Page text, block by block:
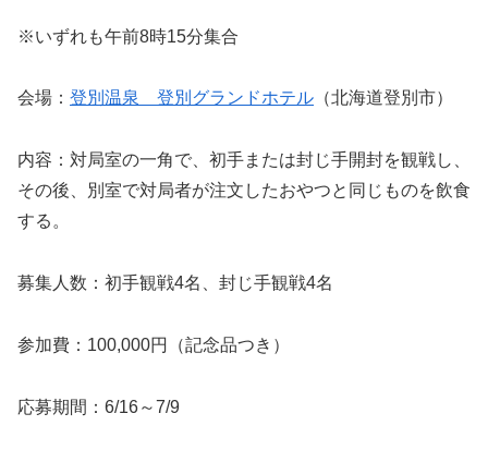
※いずれも午前8時15分集合
会場： 登別温泉 登別グランドホテル （北海道登別市）
内容：対局室の一角で、初手または封じ手開封を観戦し、
その後、別室で対局者が注文したおやつと同じものを飲食
する。
募集人数：初手観戦4名、封じ手観戦4名
参加費：100,000円（記念品つき）
応募期間：6/16～7/9